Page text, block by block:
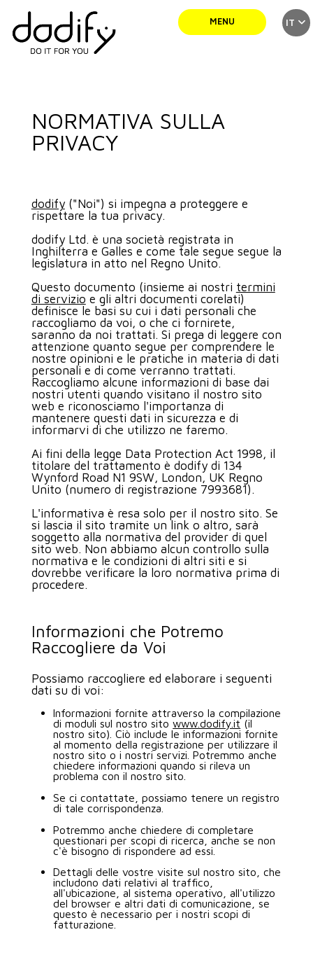
MENU
TEAM
NEWS
CONTATTI
AREA CLIENTI
IT
NORMATIVA SULLA
PRIVACY
dodify("Noi") si impegna a proteggere e
rispettare la tua privacy.
dodify Ltd. è una società registrata in
Inghilterra e Galles e come tale segue segue la
legislatura in atto nel Regno Unito.
Questo documento (insieme ai nostri termini
di servizio e gli altri documenti corelati)
definisce le basi su cui i dati personali che
raccogliamo da voi, o che ci fornirete,
saranno da noi trattati. Si prega di leggere con
attenzione quanto segue per comprendere le
nostre opinioni e le pratiche in materia di dati
personali e di come verranno trattati.
Raccogliamo alcune informazioni di base dai
nostri utenti quando visitano il nostro sito
web e riconosciamo l'importanza di
mantenere questi dati in sicurezza e di
informarvi di che utilizzo ne faremo.
Ai fini della legge Data Protection Act 1998, il
titolare del trattamento è dodify di 134
Wynford Road N1 9SW, London, UK Regno
Unito (numero di registrazione 7993681).
L'informativa è resa solo per il nostro sito. Se
si lascia il sito tramite un link o altro, sarà
soggetto alla normativa del provider di quel
sito web. Non abbiamo alcun controllo sulla
normativa e le condizioni di altri siti e si
dovrebbe verificare la loro normativa prima di
procedere.
Informazioni che Potremo
Raccogliere da Voi
Possiamo raccogliere ed elaborare i seguenti
dati su di voi:
Informazioni fornite attraverso la compilazione
di moduli sul nostro sitowww.dodify.it(il
nostro sito). Ciò include le informazioni fornite
al momento della registrazione per utilizzare il
nostro sito o i nostri servizi. Potremmo anche
chiedere informazioni quando si rileva un
problema con il nostro sito.
Se ci contattate, possiamo tenere un registro
di tale corrispondenza.
Potremmo anche chiedere di completare
questionari per scopi di ricerca, anche se non
c'è bisogno di rispondere ad essi.
Dettagli delle vostre visite sul nostro sito, che
includono dati relativi al traffico,
all'ubicazione, al sistema operativo, all'utilizzo
del browser e altri dati di comunicazione, se
questo è necessario per i nostri scopi di
fatturazione.